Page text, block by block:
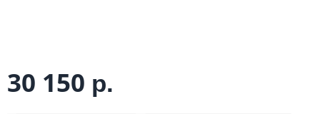
30 150 р.